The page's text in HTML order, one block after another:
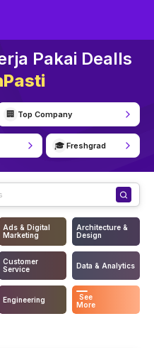
Pakai Dealls
🏢 Top Company
🎓 Freshgrad
Ads & Digital
Marketing
Architecture &
Design
Customer
Service
Data & Analytics
Engineering
See
More